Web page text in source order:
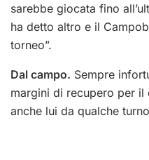
sarebbe giocata fino
ha detto altro e il
torneo”.
Dal campo. Sempre
margini di recupero per il
anche lui da qualche